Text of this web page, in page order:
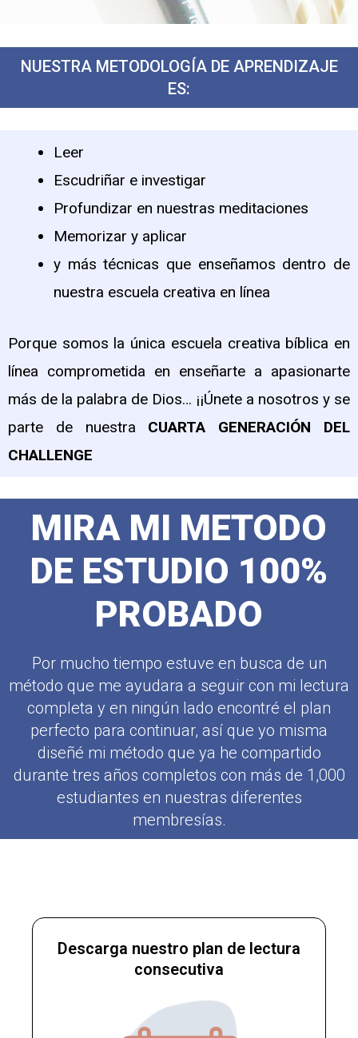
NUESTRA METODOLOGÍA DE APRENDIZAJE
ES:
Leer
Escudriñar e investigar
Profundizar en nuestras meditaciones
Memorizar y aplicar
y más técnicas que enseñamos dentro de
nuestra escuela creativa en línea
Porque somos la única escuela creativa bíblica en
línea comprometida en enseñarte a apasionarte
más de la palabra de Dios… ¡¡Únete a nosotros y se
parte de nuestra CUARTA GENERACIÓN DEL
CHALLENGE
MIRA MI METODO
DE ESTUDIO 100%
PROBADO
Por mucho tiempo estuve en busca de un
método que me ayudara a seguir con mi lectura
completa y en ningún lado encontré el plan
perfecto para continuar, así que yo misma
diseñé mi método que ya he compartido
durante tres años completos con más de 1,000
estudiantes en nuestras diferentes
membresías.
Descarga nuestro plan de lectura
consecutiva